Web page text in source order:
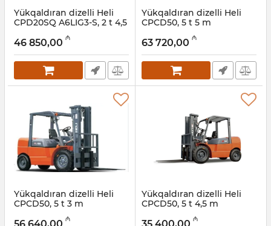
Yükqaldıran dizelli Heli
CPD20SQ A6LIG3-S, 2 t 4,5
Artikul: 056001018
46 850,00 ₼
Yükqaldıran dizelli Heli
CPCD50, 5 t 5 m
056001018
63 720,00 ₼
Yükqaldıran dizelli Heli
CPCD50, 5 t 3 m
056001017
₼
Yükqaldıran dizelli Heli
CPCD50, 5 t 4,5 m
056001016
₼